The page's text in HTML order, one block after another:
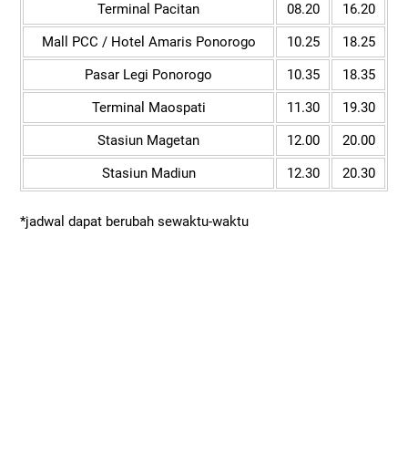
Terminal Pacitan
08.20
16.20
Mall PCC / Hotel Amaris Ponorogo
10.25
18.25
Pasar Legi Ponorogo
10.35
18.35
Terminal Maospati
11.30
19.30
Stasiun Magetan
12.00
20.00
Stasiun Madiun
12.30 20.30
*jadwal dapat berubah sewaktu-waktu